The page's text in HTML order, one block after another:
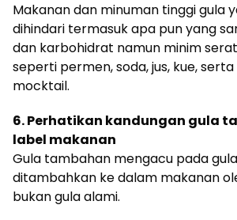
Makanan dan minuman tinggi gula
dihindari termasuk apa pun yang
dan karbohidrat namun minim
seperti permen, soda, jus, kue,
mocktail.
6. Perhatikan kandungan gula
label makanan
Gula tambahan mengacu pada
ditambahkan ke dalam makanan
bukan gula alami.